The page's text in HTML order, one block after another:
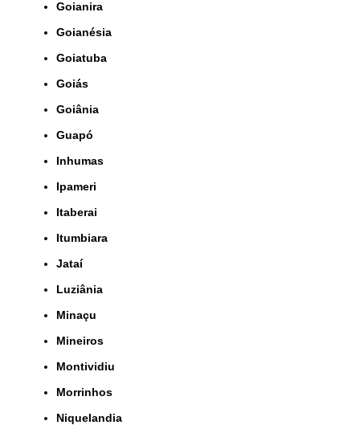
Goianira
Goianésia
Goiatuba
Goiás
Goiânia
Guapó
Inhumas
Ipameri
Itaberai
Itumbiara
Jataí
Luziânia
Minaçu
Mineiros
Montividiu
Morrinhos
Niquelandia